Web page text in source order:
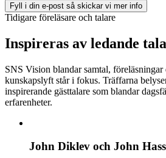
Fyll i din e-post så skickar vi mer info
Tidigare föreläsare och talare
Inspireras av ledande
SNS Vision blandar samtal, föreläsningar
kunskapslyft står i fokus. Träffarna
inspirerande gästtalare som blandar
erfarenheter.
John Diklev och John